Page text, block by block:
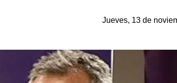
Jueves, 13 de